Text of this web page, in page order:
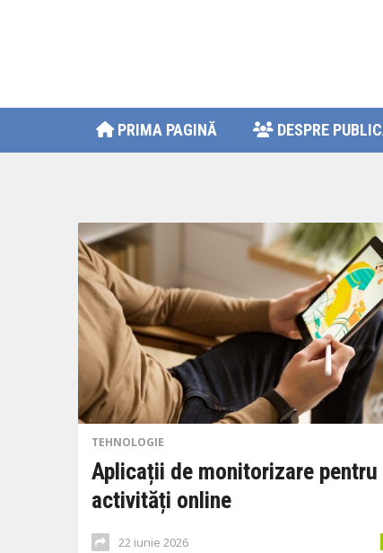
PRIMA PAGINĂ DESPRE
TEHNOLOGIE
Aplicații de monitorizare pentru
activități online
22 iunie 2026